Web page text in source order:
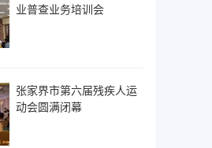
业普查业务培训会
张家界市第六届残疾人运
动会圆满闭幕